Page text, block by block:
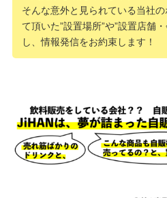
そんな意外と見られている当社
て頂いた”設置場所”や”設置店舗
し、情報発信をお約束します！